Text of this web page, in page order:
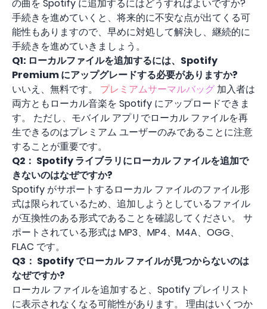
の曲を Spotify に追加するにはどうすればよいですか?
手続きを進めていくと、将来的に不安な点が出てくる可
能性もありますので、早めに対処して解決し、継続的に
手続きを進めていきましょう。
Q1: ローカルファイルを追加するには、Spotify
Premium にアップグレードする必要がありますか?
いいえ、無料です。 プレミアムサーマルバッグ加入者は
両方ともローカル音楽を Spotify にアップロードできま
す。 ただし、モバイル アプリでローカル ファイルを再
生できるのはプレミアム ユーザーのみであることに注意
することが重要です。
Q2： Spotify ライブラリにローカル ファイルを追加で
きないのはなぜですか?
Spotify がサポートするローカル ファイルのファイル形
式は限られているため、追加しようとしているファイル
が互換性のある形式であることを確認してください。 サ
ポートされている形式は MP3、MP4、M4A、OGG、
FLAC です。
Q3： Spotify でローカル ファイルが見つからないのは
なぜですか?
ローカル ファイルを追加すると、Spotify プレイリスト
に表示されなくなる可能性があります。 理由はいくつか